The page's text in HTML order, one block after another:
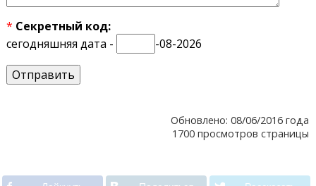
* Секретный код:
сегодняшняя дата -
-08-2026
Обновлено: 08/06/2016 года
1700 просмотров страницы